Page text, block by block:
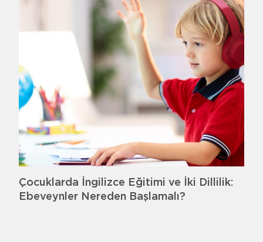
Çocuklarda İngilizce Eğitimi ve İki Dillilik:
Ebeveynler Nereden Başlamalı?